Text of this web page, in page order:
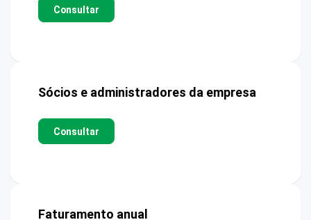
Consultar
Sócios e administradores da empresa
Consultar
Faturamento anual